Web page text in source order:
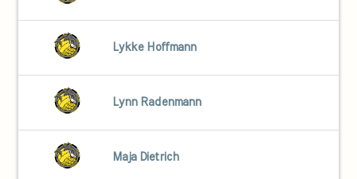
Lykke Hoffmann
Lynn Radenmann
Maja Dietrich